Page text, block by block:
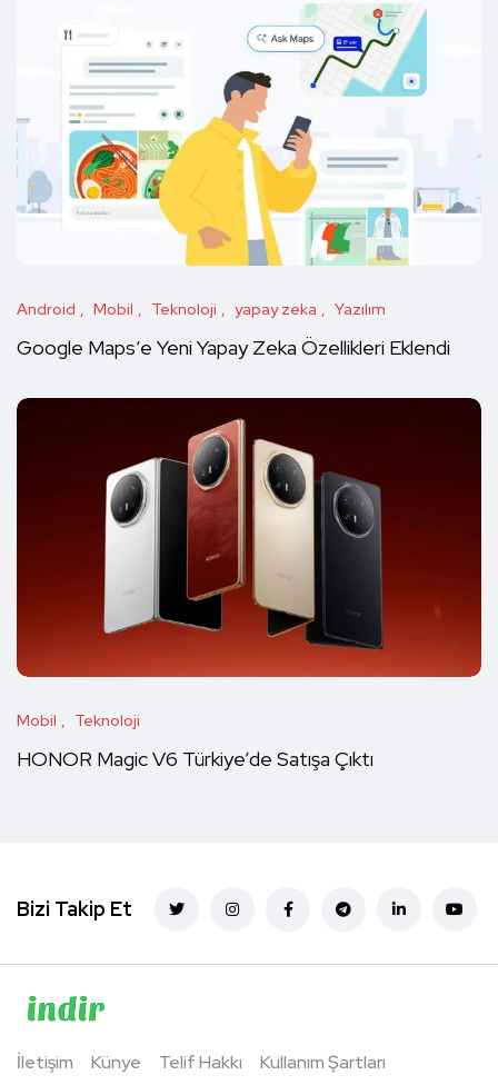
Android Mobil Teknoloji yapay zeka Yazılım
Google Maps’e Yeni Yapay Zeka Özellikleri Eklendi
Mobil Teknoloji
HONOR Magic V6 Türkiye’de Satışa Çıktı
Bizi Takip Et
İletişim Künye Telif Hakkı Kullanım Şartları